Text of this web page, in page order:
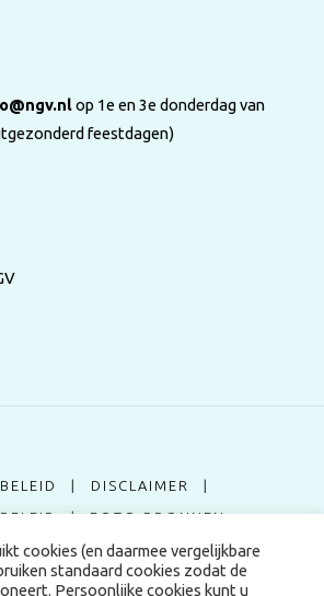
op 1e en 3e donderdag van
feestdagen)
| DISCLAIMER |
| FOTO BRONNEN
Genealogische Vereniging
cookies (en daarmee vergelijkbare
standaard cookies zodat de
Persoonlijke cookies kunt u